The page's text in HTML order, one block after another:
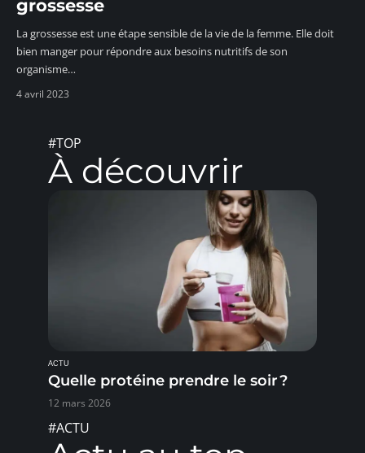
grossesse
La grossesse est une étape sensible de la vie de la femme. Elle doit
bien manger pour répondre aux besoins nutritifs de son
organisme…
4 avril 2023
#TOP
À découvrir
ACTU
Quelle protéine prendre le soir ?
12 mars 2026
#ACTU